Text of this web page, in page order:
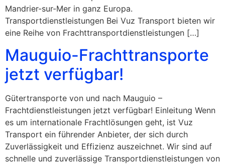
Mandrier-sur-Mer in ganz Europa.
Transportdienstleistungen Bei Vuz Transport bieten wir
eine Reihe von Frachttransportdienstleistungen […]
Mauguio-Frachttransporte
jetzt verfügbar!
Gütertransporte von und nach Mauguio –
Frachtdienstleistungen jetzt verfügbar! Einleitung Wenn
es um internationale Frachtlösungen geht, ist Vuz
Transport ein führender Anbieter, der sich durch
Zuverlässigkeit und Effizienz auszeichnet. Wir sind auf
schnelle und zuverlässige Transportdienstleistungen von